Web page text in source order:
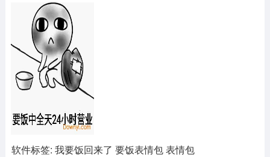
软件标签: 我要饭回来了 要饭表情包 表情包